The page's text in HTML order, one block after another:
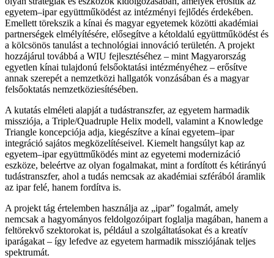
egyetem–ipar együttműködést az intézményi fejlődés érdekében.
Emellett törekszik a kínai és magyar egyetemek közötti akadémiai
partnerségek elmélyítésére, elősegítve a kétoldalú együttműködést és
a kölcsönös tanulást a technológiai innováció területén. A projekt
hozzájárul továbbá a WIU fejlesztéséhez – mint Magyarország
egyetlen kínai tulajdonú felsőoktatási intézményéhez – erősítve
annak szerepét a nemzetközi hallgatók vonzásában és a magyar
felsőoktatás nemzetköziesítésében.
A kutatás elméleti alapját a tudástranszfer, az egyetem harmadik
missziója, a Triple/Quadruple Helix modell, valamint a Knowledge
Triangle koncepciója adja, kiegészítve a kínai egyetem–ipar
integráció sajátos megközelítéseivel. Kiemelt hangsúlyt kap az
egyetem–ipar együttműködés mint az egyetemi modernizáció
eszköze, beleértve az olyan fogalmakat, mint a fordított és kétirányú
tudástranszfer, ahol a tudás nemcsak az akadémiai szférából áramlik
az ipar felé, hanem fordítva is.
A projekt tág értelemben használja az „ipar” fogalmát, amely
nemcsak a hagyományos feldolgozóipart foglalja magában, hanem a
feltörekvő szektorokat is, például a szolgáltatásokat és a kreatív
iparágakat – így lefedve az egyetem harmadik missziójának teljes
spektrumát.